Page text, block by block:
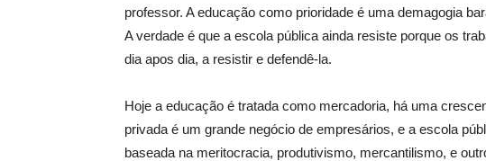
professor. A educação como prioridade é uma demagogia
A verdade é que a escola pública ainda resiste porque os
dia apos dia, a resistir e defendê-la.
Hoje a educação é tratada como mercadoria, há uma
privada é um grande negócio de empresários, e a escola
baseada na meritocracia, produtivismo, mercantilismo, e